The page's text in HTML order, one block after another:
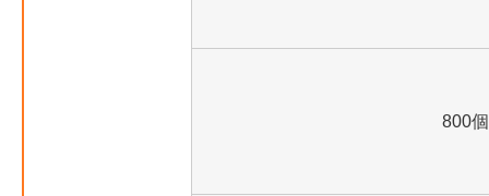
800個